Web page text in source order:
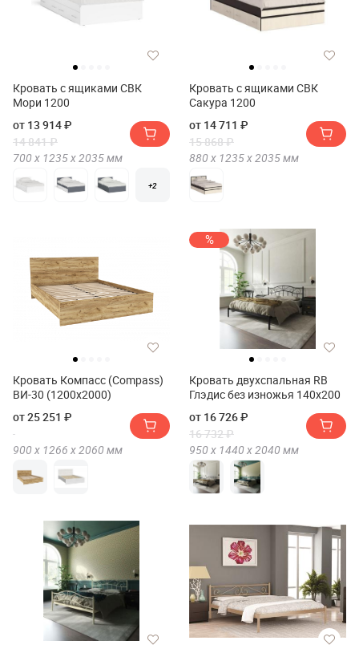
Кровать с ящиками СВК
Мори 1200
от 13 914 ₽
14 841 ₽
700 х 1235 х2035мм
+2
Кровать с ящиками СВК
Сакура 1200
от 14 711 ₽
15 868 ₽
880 х 1235 х2035мм
Кровать Компасс (Compass)
ВИ-30 (1200x2000)
от 25 251 ₽
900 х 1266 х2060 мм
%
Кровать двухспальная RB
Глэдис без изножья 140х200
от 16 726 ₽
16 732 ₽
950 х 1440 х2040 мм